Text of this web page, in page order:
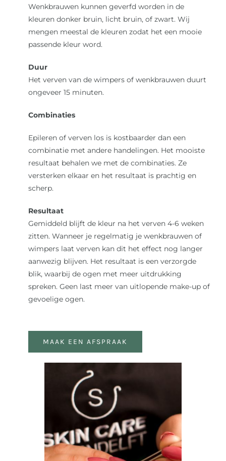
Wenkbrauwen kunnen geverfd worden in de
kleuren donker bruin, licht bruin, of zwart. Wij
mengen meestal de kleuren zodat het een mooie
passende kleur word.
Duur
Het verven van de wimpers of wenkbrauwen duurt
ongeveer 15 minuten.
Combinaties
Epileren of verven los is kostbaarder dan een
combinatie met andere handelingen. Het mooiste
resultaat behalen we met de combinaties. Ze
versterken elkaar en het resultaat is prachtig en
scherp.
Resultaat
Gemiddeld blijft de kleur na het verven 4-6 weken
zitten. Wanneer je regelmatig je wenkbrauwen of
wimpers laat verven kan dit het effect nog langer
aanwezig blijven. Het resultaat is een verzorgde
blik, waarbij de ogen met meer uitdrukking
spreken. Geen last meer van uitlopende make-up of
gevoelige ogen.
MAAK EEN AFSPRAAK